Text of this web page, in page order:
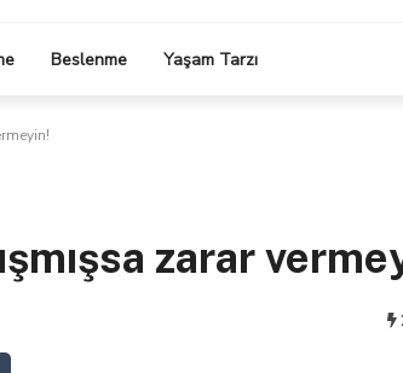
Beslenme Yaşam Tarzı
zarar